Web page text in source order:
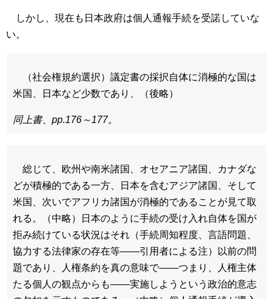
しかし、現在も日本政府は個人通報手続を受諾していな
い。
（社会権規約選択）議定書の採択自体に消極的な国は
米国、日本など少数であり、（後略）
同上書、pp.176～177。
総じて、欧州や南米諸国、オセアニア諸国、カナダな
どが積極的である一方、日本を含むアジア諸国、そして
米国、次いでアフリカ諸国が消極的であることが見て取
れる。（中略）日本のように手続の受け入れ自体を国が
拒み続けている状況はそれ（手続周知程度、言語問題、
協力する法律家の存在等――引用者による注）以前の問
題であり、人権条約を真の意味で――つまり、人権主体
たる個人の観点からも――実施しようという政治的意志